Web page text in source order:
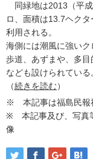
同緑地は2013（平
ロ、面積は13.7ヘク
利用される。
海側には潮風に強い
歩道、あずまや、多
なども設けられている
（続きを読む）
※ 本記事は福島民報
※ 本記事及び、写真
像